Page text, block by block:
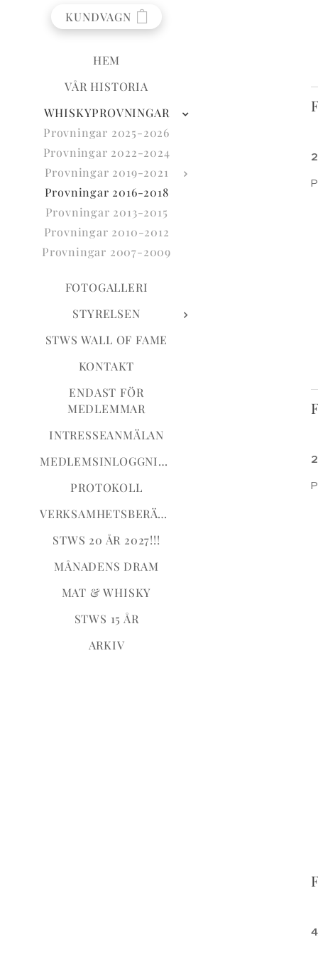
KUNDVAGN
HEM
VÅR HISTORIA
WHISKYPROVNINGAR
Provningar 2025-2026
Provningar 2022-2024
Provningar 2019-2021
Provningar 2016-2018
Provningar 2013-2015
Provningar 2010-2012
Provningar 2007-2009
FOTOGALLERI
STYRELSEN
STWS WALL OF FAME
KONTAKT
ENDAST FÖR
MEDLEMMAR
INTRESSEANMÄLAN
MEDLEMSINLOGGNING
PROTOKOLL
VERKSAMHETSBERÄTTELSER
STWS 20 ÅR 2027!!!
MÅNADENS DRAM
MAT & WHISKY
STWS 15 ÅR
ARKIV